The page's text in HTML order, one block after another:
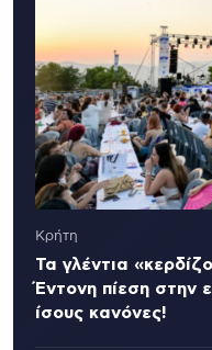
Κρήτη
Τα γλέντια
Έντονη πίεση στην
ίσους κανόνες!